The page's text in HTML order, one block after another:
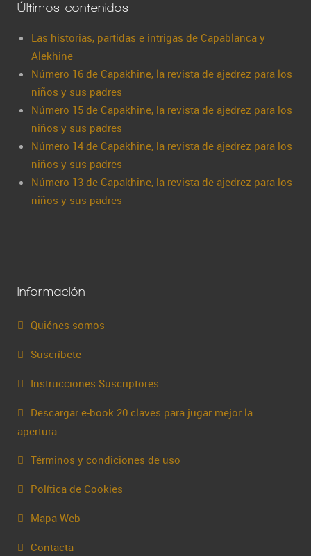
Últimos contenidos
Las historias, partidas e intrigas de Capablanca y
Alekhine
Número 16 de Capakhine, la revista de ajedrez para los
niños y sus padres
Número 15 de Capakhine, la revista de ajedrez para los
niños y sus padres
Número 14 de Capakhine, la revista de ajedrez para los
niños y sus padres
Número 13 de Capakhine, la revista de ajedrez para los
niños y sus padres
Información
Quiénes somos
Suscríbete
Instrucciones Suscriptores
Descargar e-book 20 claves para jugar mejor la
apertura
Términos y condiciones de uso
Política de Cookies
Mapa Web
Contacta